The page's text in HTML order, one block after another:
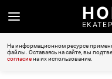
На информационном ресурсе
файлы. Оставаясь на сайте, вы
согласиена их использование.